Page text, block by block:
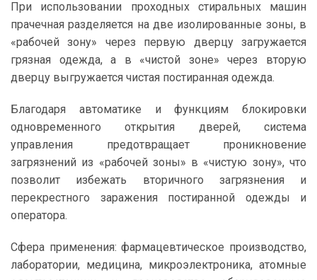
При использовании проходных стиральных машин
прачечная разделяется на две изолированные зоны, в
«рабочей зону» через первую дверцу загружается
грязная одежда, а в «чистой зоне» через вторую
дверцу выгружается чистая постиранная одежда.
Благодаря автоматике и функциям блокировки
одновременного открытия дверей, система
управления предотвращает проникновение
загрязнений из «рабочей зоны» в «чистую зону», что
позволит избежать вторичного загрязнения и
перекрестного заражения постиранной одежды и
оператора.
Сфера применения: фармацевтическое производство,
лаборатории, медицина, микроэлектроника, атомные